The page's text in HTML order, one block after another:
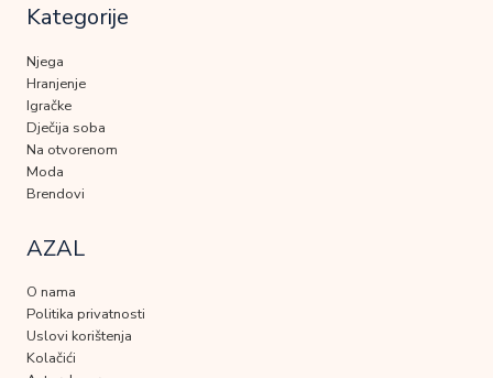
Kategorije
Njega
Hranjenje
Igračke
Dječija soba
Na otvorenom
Moda
Brendovi
AZAL
O nama
Politika privatnosti
Uslovi korištenja
Kolačići